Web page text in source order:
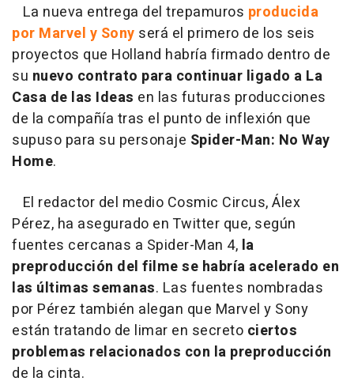
La nueva entrega del trepamuros producida
por Marvel y Sony será el primero de los seis
proyectos que Holland habría firmado dentro de
su nuevo contrato para continuar ligado a La
Casa de las Ideas en las futuras producciones
de la compañía tras el punto de inflexión que
supuso para su personaje Spider-Man: No Way
Home.
El redactor del medio Cosmic Circus, Álex
Pérez, ha asegurado en Twitter que, según
fuentes cercanas a Spider-Man 4, la
preproducción del filme se habría acelerado en
las últimas semanas. Las fuentes nombradas
por Pérez también alegan que Marvel y Sony
están tratando de limar en secreto ciertos
problemas relacionados con la preproducción
de la cinta.